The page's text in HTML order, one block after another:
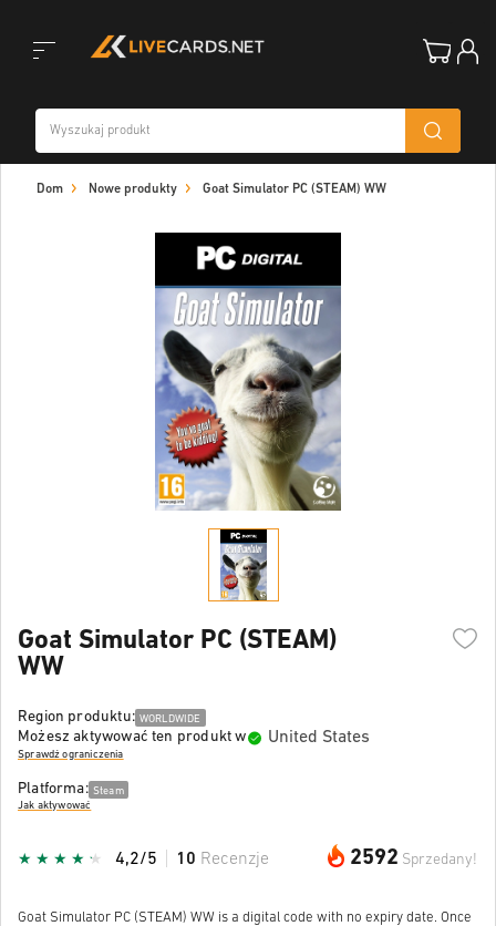
Dom Nowe produkty Goat Simulator PC (STEAM) WW
Goat Simulator PC (STEAM)
WW
Region produktu: WORLDWIDE
Możesz aktywować ten produkt w United States
Sprawdź ograniczenia
Platforma: Steam
Jak aktywować
2592 Sprzedany!
4,2/5 10 Recenzje
Goat Simulator PC (STEAM) WW is a digital code with no expiry date. Once